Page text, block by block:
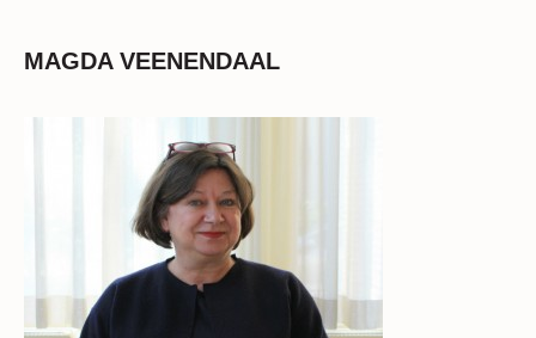
MAGDA VEENENDAAL